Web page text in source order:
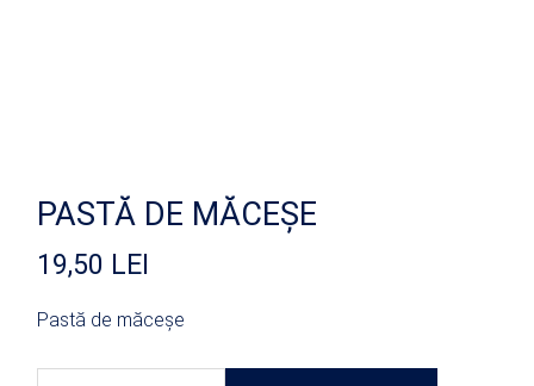
PASTĂ DE MĂCEȘE
19,50 LEI
Pastă de măceșe